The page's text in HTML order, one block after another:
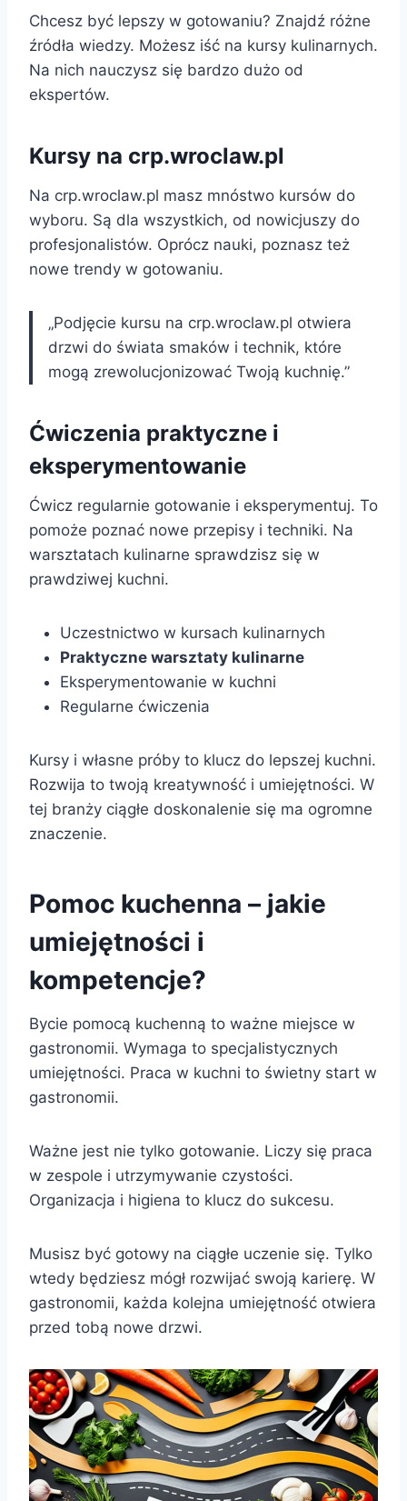
Chcesz być lepszy w gotowaniu? Znajdź różne
źródła wiedzy. Możesz iść na kursy kulinarnych.
Na nich nauczysz się bardzo dużo od
ekspertów.
Kursy na crp.wroclaw.pl
Na crp.wroclaw.pl masz mnóstwo kursów do
wyboru. Są dla wszystkich, od nowicjuszy do
profesjonalistów. Oprócz nauki, poznasz też
nowe trendy w gotowaniu.
„Podjęcie kursu na crp.wroclaw.pl otwiera
drzwi do świata smaków i technik, które
mogą zrewolucjonizować Twoją kuchnię.”
Ćwiczenia praktyczne i
eksperymentowanie
Ćwicz regularnie gotowanie i eksperymentuj. To
pomoże poznać nowe przepisy i techniki. Na
warsztatach kulinarne sprawdzisz się w
prawdziwej kuchni.
Uczestnictwo w kursach kulinarnych
Praktyczne warsztaty kulinarne
Eksperymentowanie w kuchni
Regularne ćwiczenia
Kursy i własne próby to klucz do lepszej kuchni.
Rozwija to twoją kreatywność i umiejętności. W
tej branży ciągłe doskonalenie się ma ogromne
znaczenie.
Pomoc kuchenna – jakie
umiejętności i
kompetencje?
Bycie pomocą kuchenną to ważne miejsce w
gastronomii. Wymaga to specjalistycznych
umiejętności. Praca w kuchni to świetny start w
gastronomii.
Ważne jest nie tylko gotowanie. Liczy się praca
w zespole i utrzymywanie czystości.
Organizacja i higiena to klucz do sukcesu.
Musisz być gotowy na ciągłe uczenie się. Tylko
wtedy będziesz mógł rozwijać swoją karierę. W
gastronomii, każda kolejna umiejętność otwiera
przed tobą nowe drzwi.